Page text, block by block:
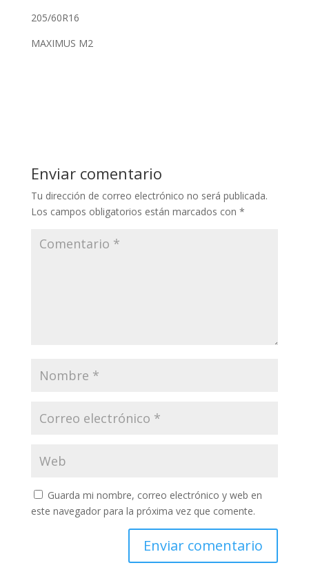
205/60R16
MAXIMUS M2
Enviar comentario
Tu dirección de correo electrónico no será publicada.
Los campos obligatorios están marcados con *
Guarda mi nombre, correo electrónico y web en
este navegador para la próxima vez que comente.